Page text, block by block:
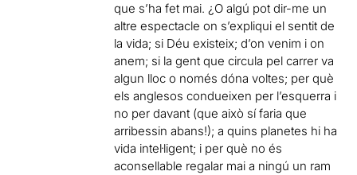
que s’ha fet mai. ¿O algú pot dir-me un
altre espectacle on s’expliqui el sentit de
la vida; si Déu existeix; d’on venim i on
anem; si la gent que circula pel carrer va
algun lloc o només dóna voltes; per què
els anglesos condueixen per l’esquerra i
no per davant (que això sí faria que
arribessin abans!); a quins planetes hi ha
vida intel·ligent; i per què no és
aconsellable regalar mai a ningú un ram